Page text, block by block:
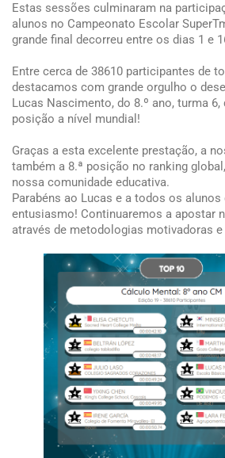
Estas sessões culminaram na
alunos no Campeonato Escolar
grande final decorreu entre os dias 1 e
Entre cerca de 38610 participantes de
destacamos com grande orgulho o
Lucas Nascimento, do 8.º ano, turma
posição a nível mundial!
Graças a esta excelente prestação, a
também a 8.ª posição no ranking
nossa comunidade educativa.
Parabéns ao Lucas e a todos os
entusiasmo! Continuaremos a apostar
através de metodologias motivadoras e